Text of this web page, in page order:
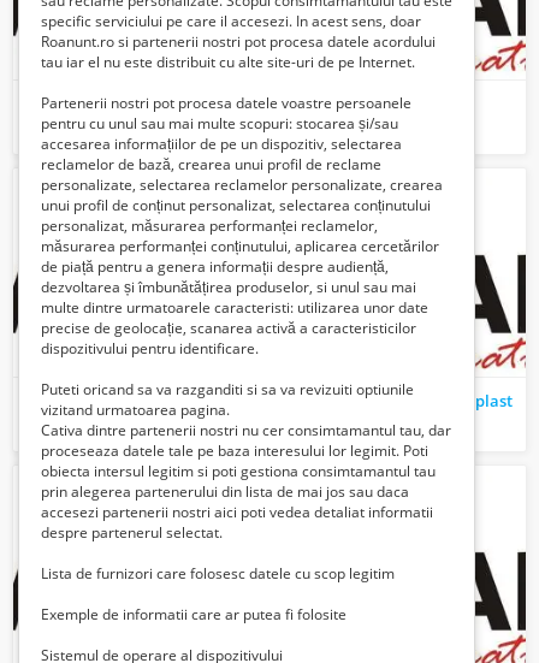
Dealer tamplarie PVC
Verifica cu vanzatorul
Tamplarie pvc Veka
10 Euro €
Tamplarie pvc Veka
Verifica cu vanzatorul
Dealeri tamplarie pvc Sigplast
Verifica cu vanzatorul
specific serviciului pe care il accesezi. In acest sens, doar
Roanunt.ro si partenerii nostri pot procesa datele acordului
tau iar el nu este distribuit cu alte site-uri de pe Internet.
Partenerii nostri pot procesa datele voastre persoanele
pentru cu unul sau mai multe scopuri: stocarea și/sau
accesarea informațiilor de pe un dispozitiv, selectarea
reclamelor de bază, crearea unui profil de reclame
personalizate, selectarea reclamelor personalizate, crearea
unui profil de conținut personalizat, selectarea conținutului
personalizat, măsurarea performanței reclamelor,
măsurarea performanței conținutului, aplicarea cercetărilor
de piață pentru a genera informații despre audiență,
dezvoltarea și îmbunătățirea produselor, si unul sau mai
multe dintre urmatoarele caracteristi: utilizarea unor date
precise de geolocație, scanarea activă a caracteristicilor
dispozitivului pentru identificare.
Puteti oricand sa va razganditi si sa va revizuiti optiunile
vizitand urmatoarea pagina.
Cativa dintre partenerii nostri nu cer consimtamantul tau, dar
proceseaza datele tale pe baza interesului lor legimit. Poti
obiecta intersul legitim si poti gestiona consimtamantul tau
prin alegerea partenerului din lista de mai jos sau daca
accesezi partenerii nostri aici poti vedea detaliat informatii
despre partenerul selectat.
Lista de furnizori care folosesc datele cu scop legitim
Exemple de informatii care ar putea fi folosite
Sistemul de operare al dispozitivului